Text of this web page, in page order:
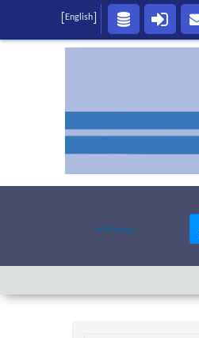
پیشرفته
[English]